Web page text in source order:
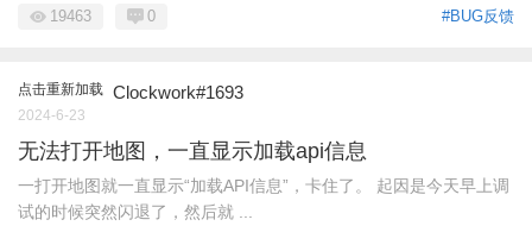
#BUG反馈
19463 0
点击重新加载 Clockwork#1693
2024-6-23
无法打开地图，一直显示加载api信息
一打开地图就一直显示“加载API信息”，卡住了。 起因是今天早上调
试的时候突然闪退了，然后就 ...